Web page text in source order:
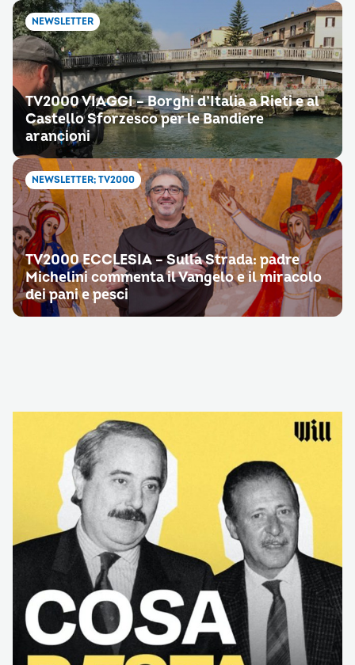
NEWSLETTER
TV2000 VIAGGI – Borghi d’Italia a Rieti e al
Castello Sforzesco per le Bandiere
arancioni
NEWSLETTER; TV2000
TV2000 ECCLESIA – Sulla Strada: padre
Michelini commenta il Vangelo e il miracolo
dei pani e pesci